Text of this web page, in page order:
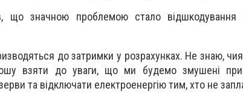
що значною проблемою стало відшкодування
до затримки у розрахунках. Не знаю,
взяти до уваги, що ми будемо змушені
та відключати електроенергію тим, хто не